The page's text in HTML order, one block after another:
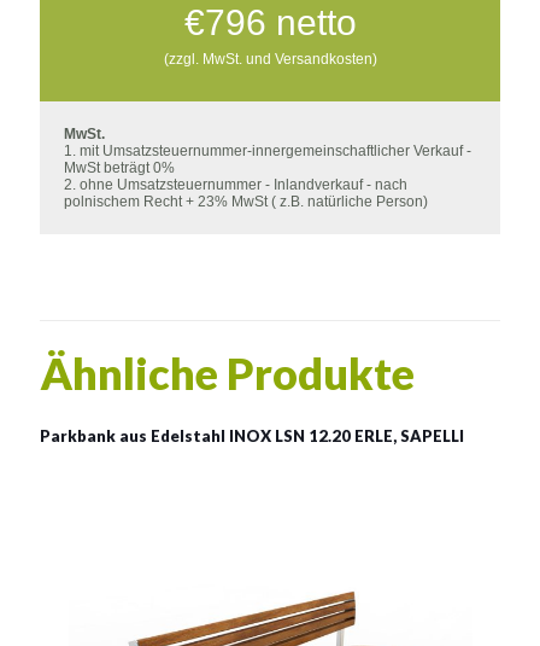
€796 netto
(zzgl. MwSt. und Versandkosten)
MwSt.
1. mit Umsatzsteuernummer-innergemeinschaftlicher Verkauf -
MwSt beträgt 0%
2. ohne Umsatzsteuernummer - Inlandverkauf - nach
polnischem Recht + 23% MwSt ( z.B. natürliche Person)
Ähnliche Produkte
Parkbank aus Edelstahl INOX LSN 12.20 ERLE, SAPELLI
Siehe mehr